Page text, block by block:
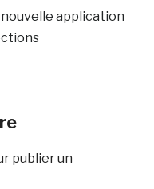
nouvelle application
publier un